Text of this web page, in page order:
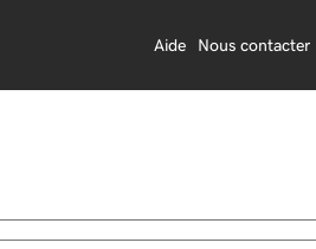
Aide Nous contacter